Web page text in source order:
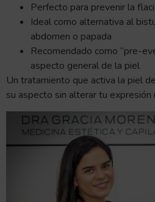
Perfecto para prevenir la
Ideal como alternativa al
abdomen o papada
Recomendado como “pre-
aspecto general de la piel
Un tratamiento que activa la piel
su aspecto sin alterar tu expresión